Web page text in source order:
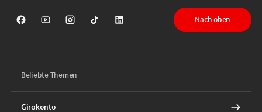
Sparkasse auf Facebook
Sparkasse auf Youtube
Sparkasse auf Instagram
Sparkasse auf TikTok
Sparkasse auf LinkedIn
Nach oben
Beliebte Themen
Girokonto